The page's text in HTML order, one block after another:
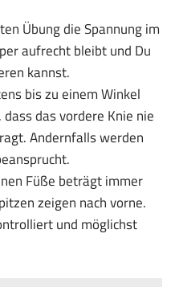
Übung die Spannung im
aufrecht bleibt und Du
kannst.
bis zu einem Winkel
das vordere Knie nie
Andernfalls werden
Füße beträgt immer
zeigen nach vorne.
und möglichst